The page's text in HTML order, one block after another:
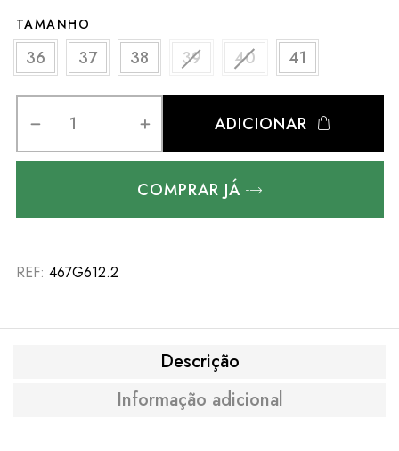
TAMANHO
36 37 38 39 40 41
ADICIONAR
COMPRAR JÁ
REF: 467G612.2
Descrição
Informação adicional